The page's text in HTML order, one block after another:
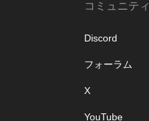
コミュニティ
Discord
フォーラム
X
YouTube